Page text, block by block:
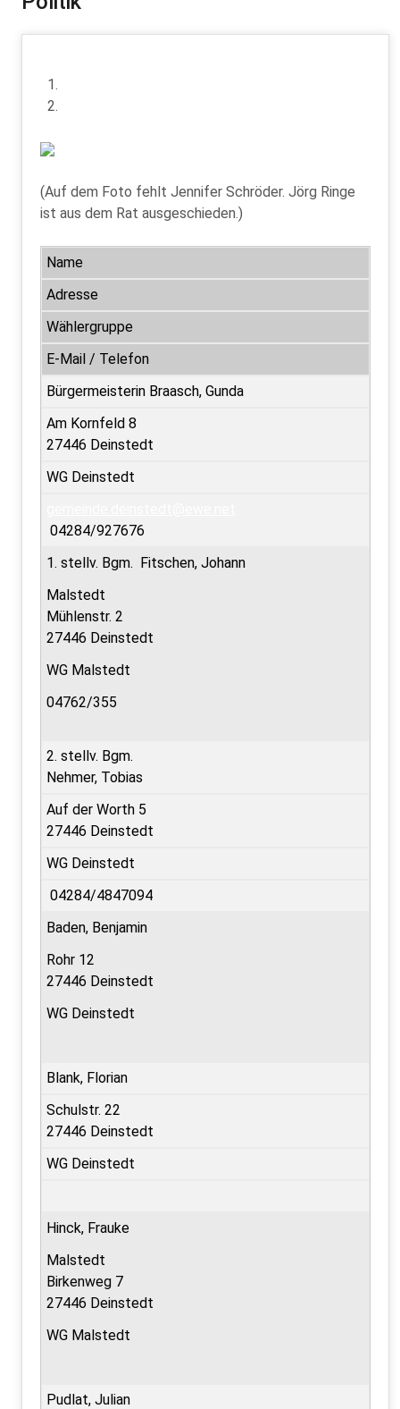
(Auf dem Foto fehlt Jennifer Schröder. Jörg Ringe
ist aus dem Rat ausgeschieden.)
Name
Adresse
Wählergruppe
E-Mail / Telefon
Bürgermeisterin Braasch, Gunda
Am Kornfeld 8
27446 Deinstedt
WG Deinstedt
04284/927676
1. stellv. Bgm. Fitschen, Johann
Malstedt
Mühlenstr. 2
27446 Deinstedt
WG Malstedt
04762/355
2. stellv. Bgm.
Nehmer, Tobias
Auf der Worth 5
27446 Deinstedt
WG Deinstedt
04284/4847094
Baden, Benjamin
Rohr 12
27446 Deinstedt
WG Deinstedt
Blank, Florian
Schulstr. 22
27446 Deinstedt
WG Deinstedt
Hinck, Frauke
Malstedt
Birkenweg 7
27446 Deinstedt
WG Malstedt
Pudlat, Julian